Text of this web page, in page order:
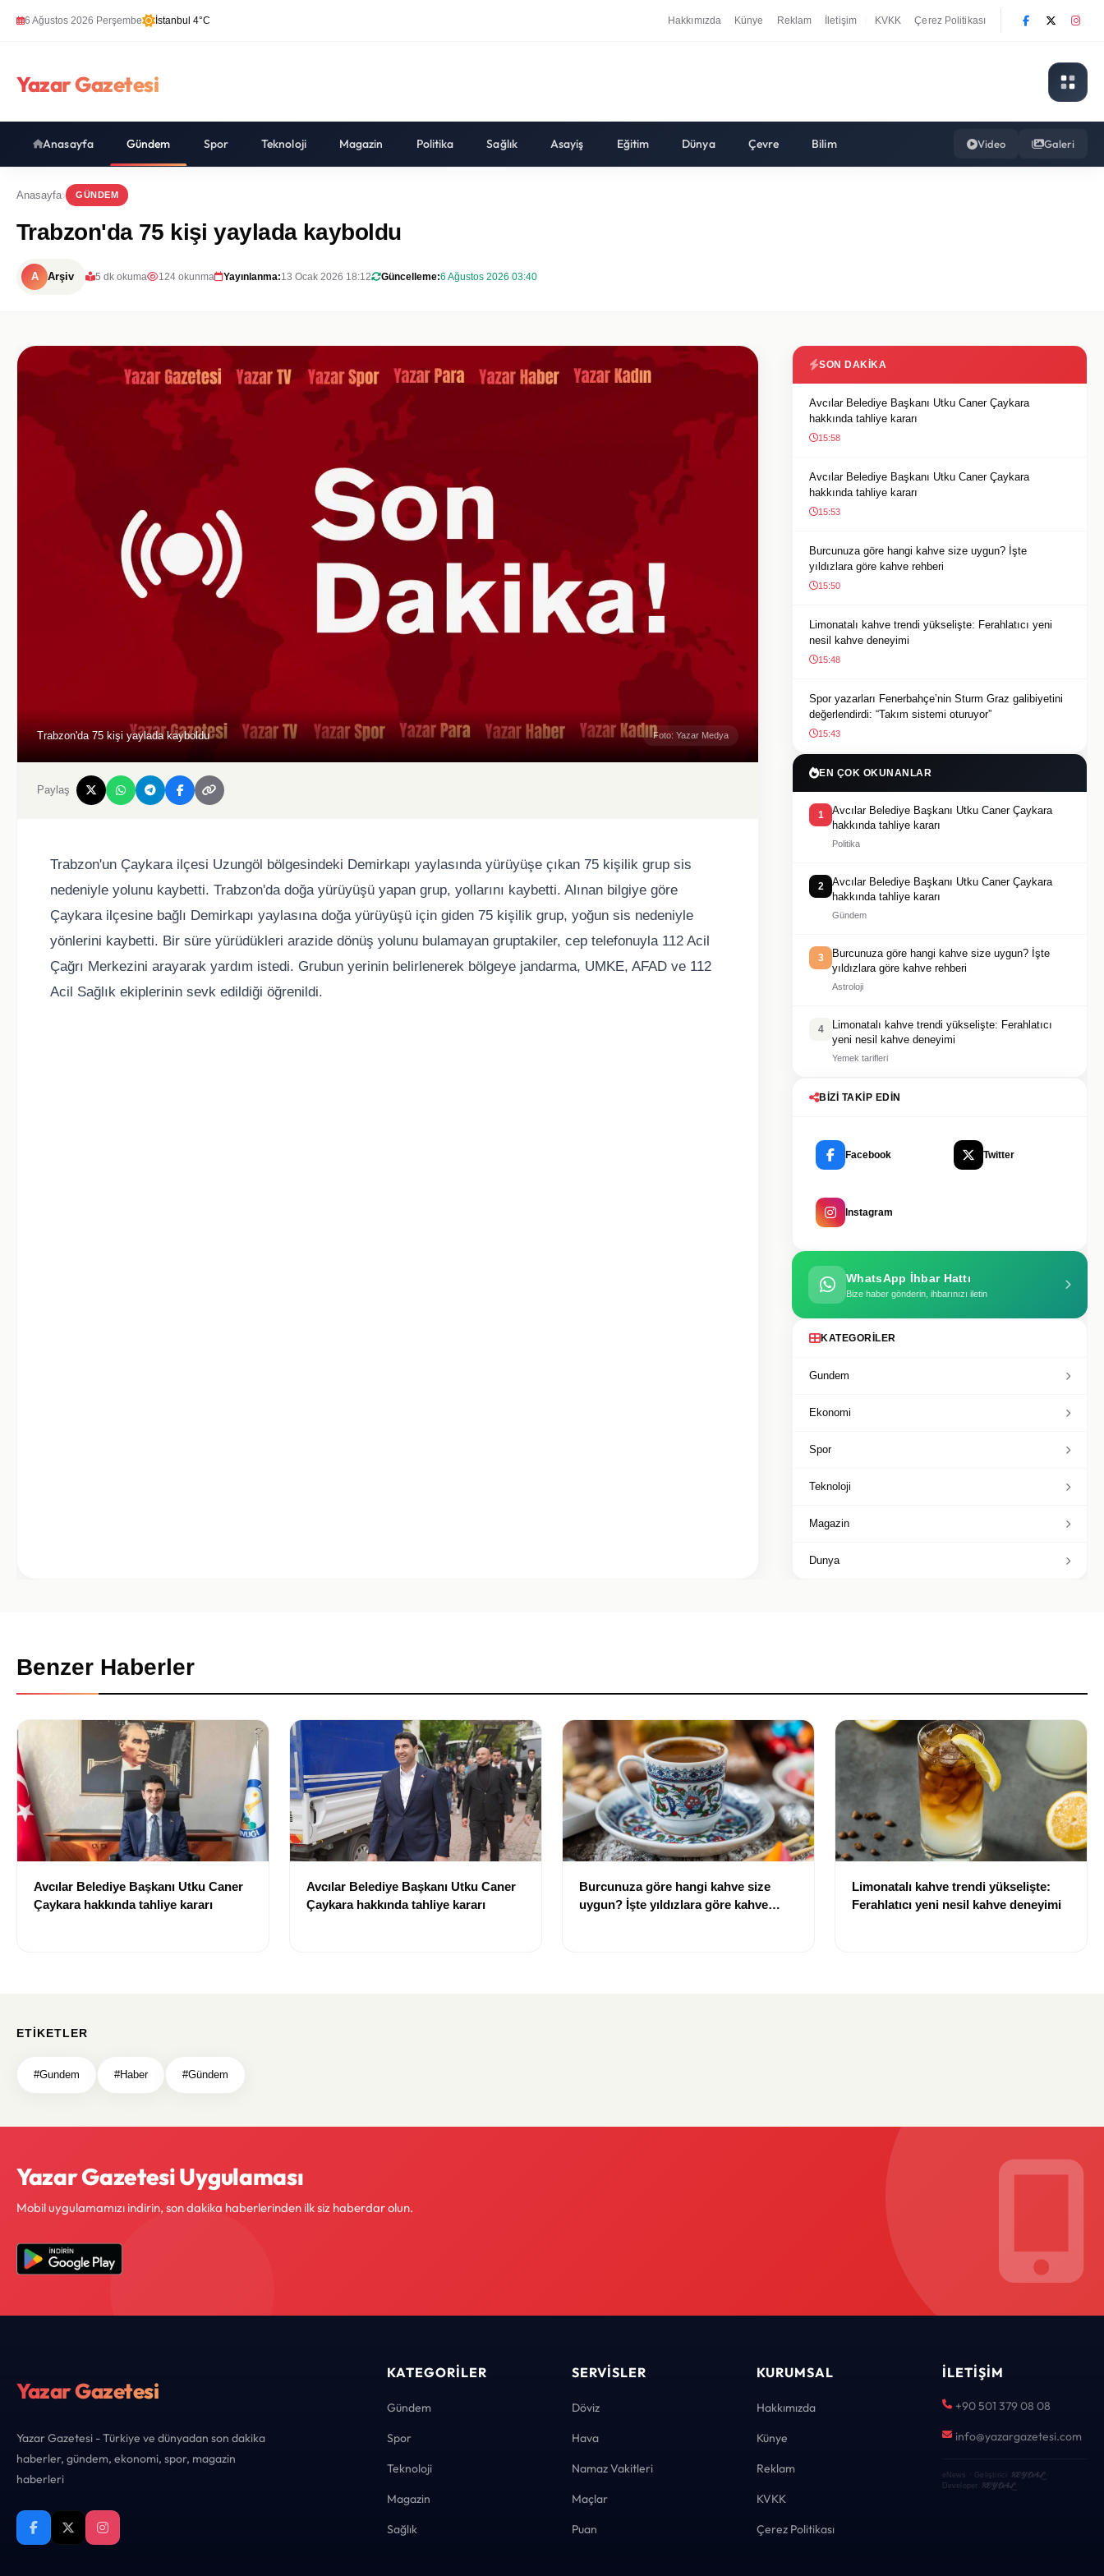
6 Ağustos 2026 Perşembe İstanbul 4°C Hakkımızda Künye Reklam İletişim KVKK Çerez Politikası
Yazar Gazetesi
Anasayfa Gündem Spor Teknoloji Magazin Politika Sağlık Asayiş Eğitim Dünya Çevre Bilim Video Galeri
Anasayfa GÜNDEM
Trabzon'da 75 kişi yaylada kayboldu
A Arşiv 5 dk okuma 124 okunma Yayınlanma:13 Ocak 2026 18:12 Güncelleme:6 Ağustos 2026 03:40
Trabzon'da 75 kişi yaylada kayboldu Foto: Yazar Medya
Paylaş
Trabzon'un Çaykara ilçesi Uzungöl bölgesindeki Demirkapı yaylasında yürüyüşe çıkan 75 kişilik grup sis
nedeniyle yolunu kaybetti. Trabzon'da doğa yürüyüşü yapan grup, yollarını kaybetti. Alınan bilgiye göre
Çaykara ilçesine bağlı Demirkapı yaylasına doğa yürüyüşü için giden 75 kişilik grup, yoğun sis nedeniyle
yönlerini kaybetti. Bir süre yürüdükleri arazide dönüş yolunu bulamayan gruptakiler, cep telefonuyla 112 Acil
Çağrı Merkezini arayarak yardım istedi. Grubun yerinin belirlenerek bölgeye jandarma, UMKE, AFAD ve 112
Acil Sağlık ekiplerinin sevk edildiği öğrenildi.
SON DAKIKA
Avcılar Belediye Başkanı Utku Caner Çaykara
hakkında tahliye kararı
15:58
Avcılar Belediye Başkanı Utku Caner Çaykara
hakkında tahliye kararı
15:53
Burcunuza göre hangi kahve size uygun? İşte
yıldızlara göre kahve rehberi
15:50
Limonatalı kahve trendi yükselişte: Ferahlatıcı yeni
nesil kahve deneyimi
15:48
Spor yazarları Fenerbahçe’nin Sturm Graz galibiyetini
değerlendirdi: “Takım sistemi oturuyor”
15:43
EN ÇOK OKUNANLAR
1
Avcılar Belediye Başkanı Utku Caner Çaykara
hakkında tahliye kararı
Politika
2
Avcılar Belediye Başkanı Utku Caner Çaykara
hakkında tahliye kararı
Gündem
3
Burcunuza göre hangi kahve size uygun? İşte
yıldızlara göre kahve rehberi
Astroloji
4
Limonatalı kahve trendi yükselişte: Ferahlatıcı
yeni nesil kahve deneyimi
Yemek tarifleri
BIZI TAKIP EDIN
Facebook Twitter
Instagram
WhatsApp İhbar Hattı
Bize haber gönderin, ihbarınızı iletin
KATEGORILER
Gundem
Ekonomi
Spor
Teknoloji
Magazin
Dunya
Benzer Haberler
Avcılar Belediye Başkanı Utku Caner
Çaykara hakkında tahliye kararı
Avcılar Belediye Başkanı Utku Caner
Çaykara hakkında tahliye kararı
Burcunuza göre hangi kahve size
uygun? İşte yıldızlara göre kahve
Limonatalı kahve trendi yükselişte:
Ferahlatıcı yeni nesil kahve deneyimi
ETIKETLER
#Gundem #Haber #Gündem
Yazar Gazetesi Uygulaması
Mobil uygulamamızı indirin, son dakika haberlerinden ilk siz haberdar olun.
Yazar Gazetesi
Yazar Gazetesi - Türkiye ve dünyadan son dakika
haberler, gündem, ekonomi, spor, magazin
haberleri
KATEGORILER
Gündem
Spor
Teknoloji
Magazin
Sağlık
SERVISLER
Döviz
Hava
Namaz Vakitleri
Maçlar
Puan
KURUMSAL
Hakkımızda
Künye
Reklam
KVKK
Çerez Politikası
İLETIŞIM
+90 501 379 08 08
info@yazargazetesi.com
eNews · Geliştirici KEYDAL·
Developer KEYDAL